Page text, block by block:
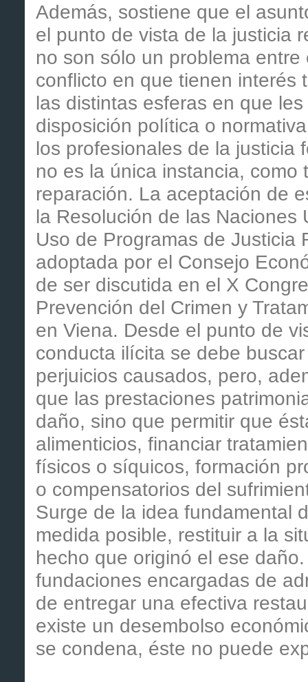
Además, sostiene que el
el punto de vista de la justicia
no son sólo un problema
conflicto en que tienen interés
las distintas esferas en que
disposición política o
los profesionales de la justicia
no es la única instancia,
reparación. La aceptación de
la Resolución de las Naciones
Uso de Programas de Justicia
adoptada por el Consejo
de ser discutida en el X
Prevención del Crimen y
en Viena. Desde el punto de
conducta ilícita se debe
perjuicios causados, pero,
que las prestaciones
daño, sino que permitir que
alimenticios, financiar
físicos o síquicos, formación
o compensatorios del
Surge de la idea fundamental
medida posible, restituir a la
hecho que originó el ese
fundaciones encargadas de
de entregar una efectiva
existe un desembolso
se condena, éste no puede